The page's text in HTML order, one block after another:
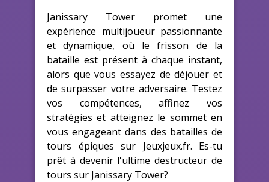
Janissary Tower promet une
expérience multijoueur passionnante
et dynamique, où le frisson de la
bataille est présent à chaque instant,
alors que vous essayez de déjouer et
de surpasser votre adversaire. Testez
vos compétences, affinez vos
stratégies et atteignez le sommet en
vous engageant dans des batailles de
tours épiques sur Jeuxjeux.fr. Es-tu
prêt à devenir l'ultime destructeur de
tours sur Janissary Tower?